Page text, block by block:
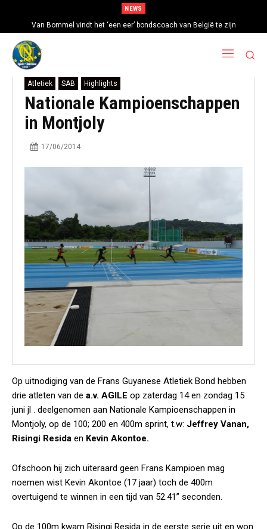
NEWS
Van Bommel vindt het ‘een eer’ bondscoach van België te zijn
Atletiek SAB Highlights
Nationale Kampioenschappen
in Montjoly
17/06/2014
Op uitnodiging van de Frans Guyanese Atletiek Bond hebben
drie atleten van de a.v. AGILE op zaterdag 14 en zondag 15
juni jl . deelgenomen aan Nationale Kampioenschappen in
Montjoly, op de 100; 200 en 400m sprint, t.w: Jeffrey Vanan,
Risingi Resida en Kevin Akontoe.
Ofschoon hij zich uiteraard geen Frans Kampioen mag
noemen wist Kevin Akontoe (17 jaar) toch de 400m
overtuigend te winnen in een tijd van 52.41” seconden.
Op de 100m kwam Risingi Resida in de eerste serie uit en won